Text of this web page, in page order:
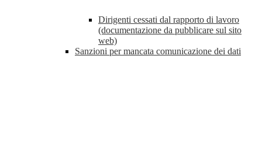
Dirigenti cessati dal rapporto di lavoro
(documentazione da pubblicare sul sito
web)
Sanzioni per mancata comunicazione dei dati